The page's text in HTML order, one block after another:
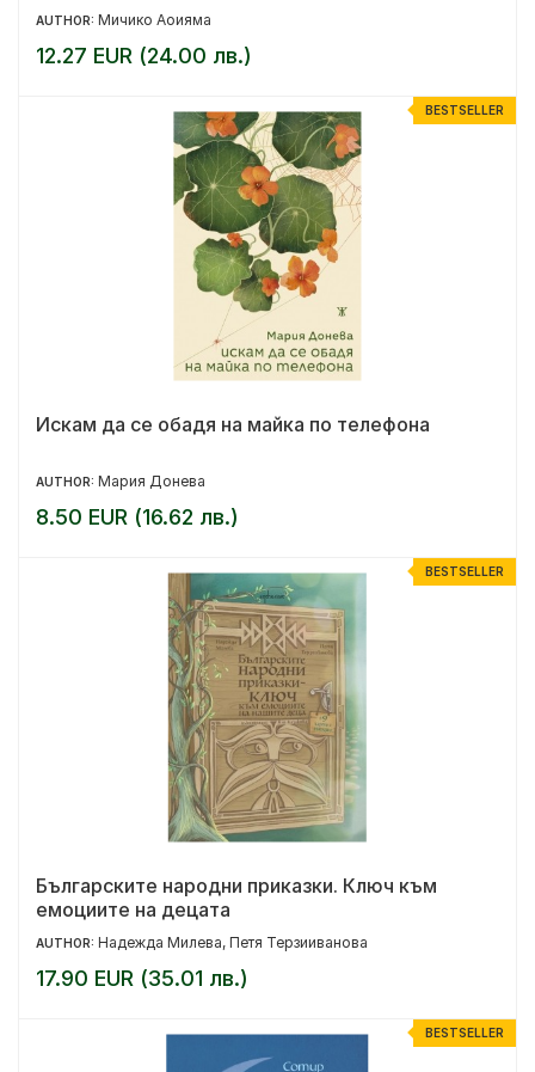
AUTHOR: Мичико Аоияма
12.27 EUR (24.00 лв.)
BESTSELLER
Искам да се обадя на майка по телефона
AUTHOR: Мария Донева
8.50 EUR (16.62 лв.)
BESTSELLER
Българските народни приказки. Ключ към
емоциите на децата
AUTHOR: Надежда Милева, Петя Терзииванова
17.90 EUR (35.01 лв.)
BESTSELLER